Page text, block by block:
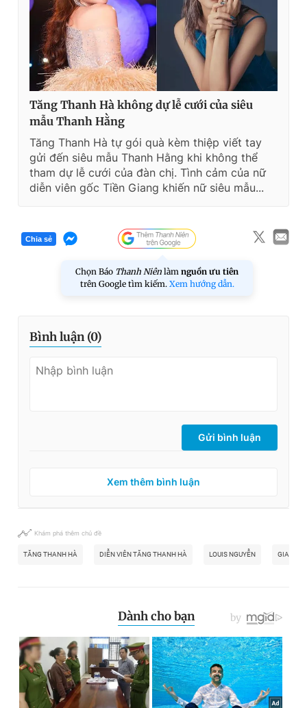
Tăng Thanh Hà không dự lễ cưới của siêu
mẫu Thanh Hằng
Tăng Thanh Hà tự gói quà kèm thiệp viết tay
gửi đến siêu mẫu Thanh Hằng khi không thể
tham dự lễ cưới của đàn chị. Tình cảm của nữ
diễn viên gốc Tiền Giang khiến nữ siêu mẫu...
Chia sẻ
Chọn Báo Thanh Niên làm nguồn ưu tiên
trên Google tìm kiếm. Xem hướng dẫn.
Bình luận (0)
Gửi bình luận
Xem thêm bình luận
Khám phá thêm chủ đề
TĂNG THANH HÀ DIỄN VIÊN TĂNG THANH HÀ LOUIS NGUYỄN GIA